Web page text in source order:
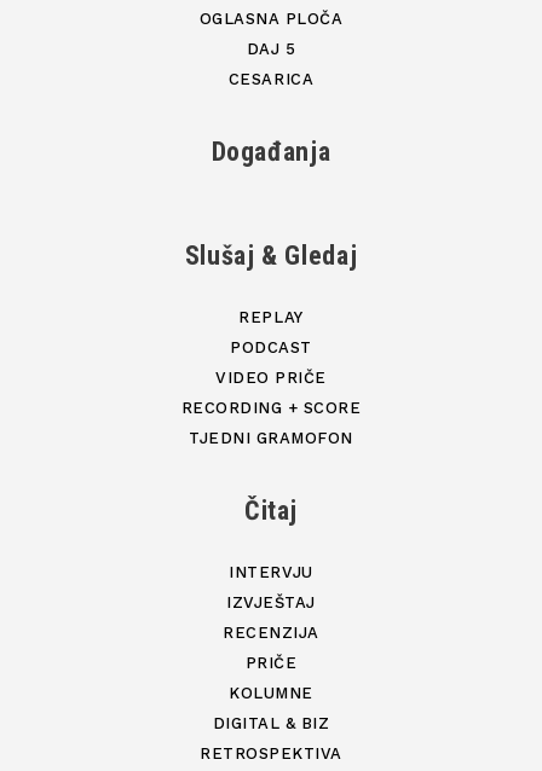
OGLASNA PLOČA
DAJ 5
CESARICA
Događanja
Slušaj & Gledaj
REPLAY
PODCAST
VIDEO PRIČE
RECORDING + SCORE
TJEDNI GRAMOFON
Čitaj
INTERVJU
IZVJEŠTAJ
RECENZIJA
PRIČE
KOLUMNE
DIGITAL & BIZ
RETROSPEKTIVA